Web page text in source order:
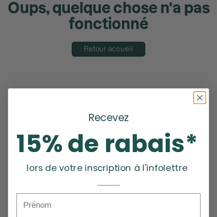
Oups, quelque chose n'a pas
fonctionné
Retour accueil
Recevez
15% de rabais*
lors de votre inscription à l'infolettre